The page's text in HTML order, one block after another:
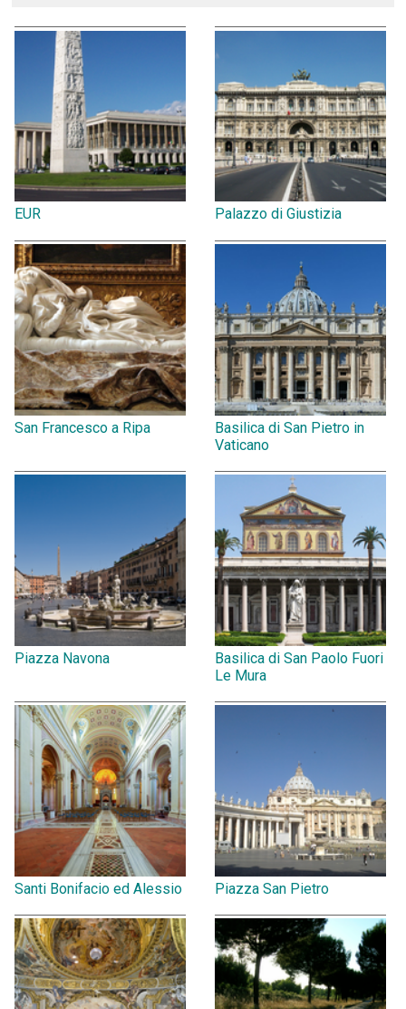
EUR Palazzo di Giustizia
San Francesco a Ripa
Basilica di San Pietro in
Vaticano
Piazza Navona
Basilica di San Paolo Fuori
Le Mura
Santi Bonifacio ed Alessio Piazza San Pietro